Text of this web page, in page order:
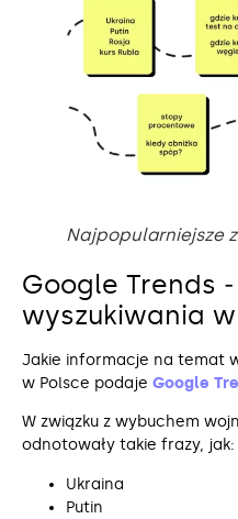
Najpopularniejsze
Google Trends
wyszukiwania
Jakie informacje na temat
w Polsce podaje Google
W związku z wybuchem
odnotowały takie frazy, jak:
Ukraina
Putin